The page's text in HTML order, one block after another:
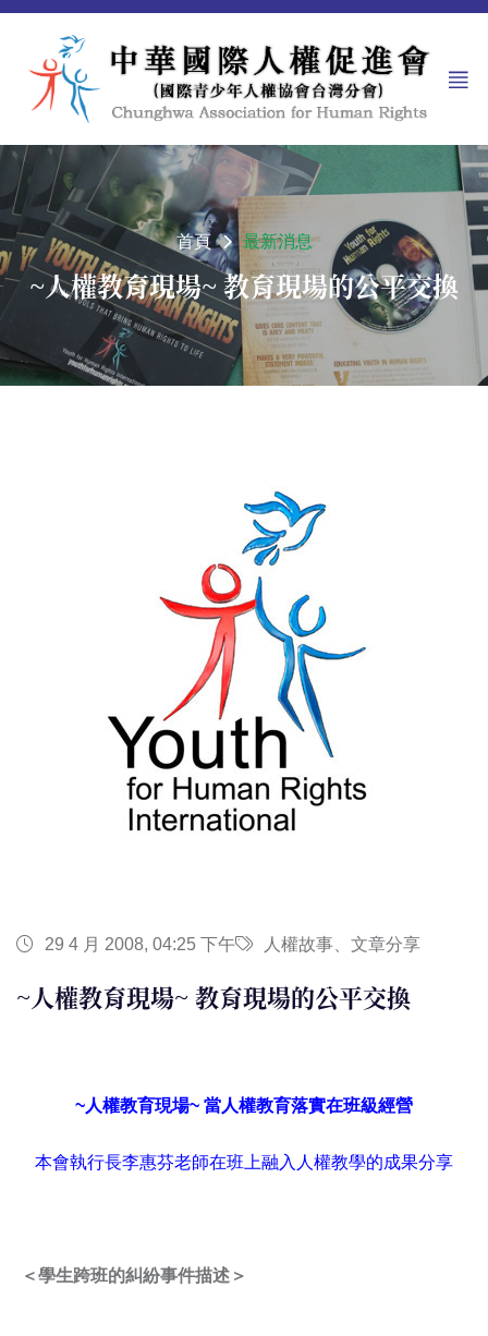
首頁 最新消息
~人權教育現場~ 教育現場的公平交換
29 4 月 2008, 04:25 下午 人權故事、文章分享
~人權教育現場~ 教育現場的公平交換
~人權教育現場~ 當人權教育落實在班級經營
本會執行長李惠芬老師在班上融入人權教學的成果分享
＜學生跨班的糾紛事件描述＞